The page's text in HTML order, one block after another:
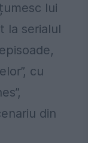
lui
la serialul
cu
din